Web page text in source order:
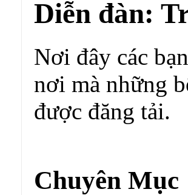
Diễn đàn:
Nơi đây các
nơi mà những
được đăng tải.
Chuyên Mục